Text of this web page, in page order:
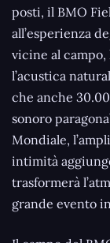
posti, il BMO
all’esperienza
vicine al
l’acustica
che anche
sonoro
Mondiale,
intimità
trasformerà
grande evento